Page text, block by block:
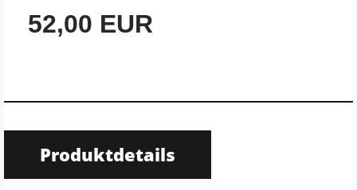
52,00 EUR
Produktdetails